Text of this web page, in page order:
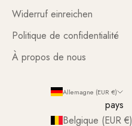
Widerruf einreichen
Politique de confidentialité
À propos de nous
Allemagne (EUR €)
pays
Belgique (EUR €)